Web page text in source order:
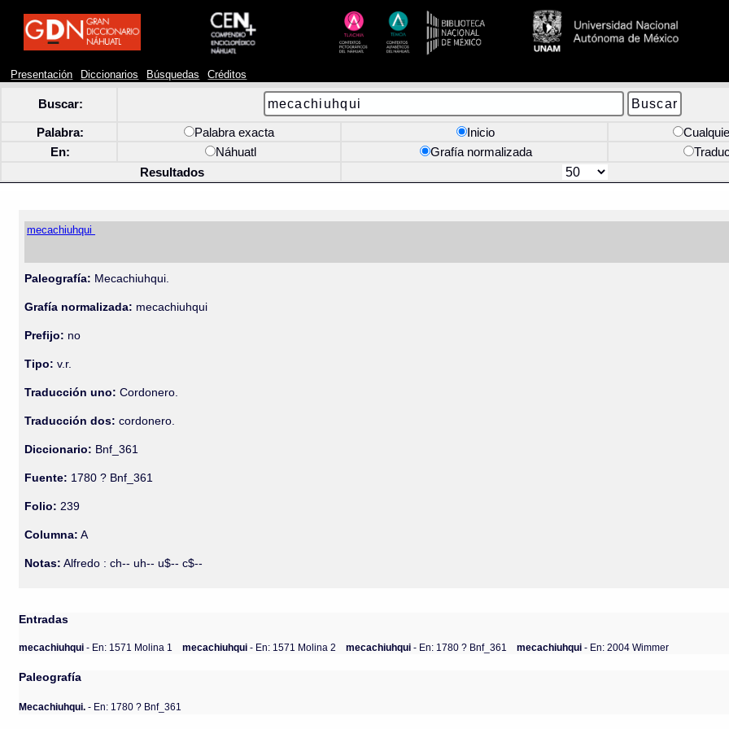
Presentación Diccionarios Búsquedas Créditos
Buscar:
Palabra: Palabra exacta Inicio
En:
Náhuatl Grafía normalizada
Resultados
mecachiuhqui
Paleografía: Mecachiuhqui.
Grafía normalizada: mecachiuhqui
Prefijo: no
Tipo: v.r.
Traducción uno: Cordonero.
Traducción dos: cordonero.
Diccionario: Bnf_361
Fuente: 1780 ? Bnf_361
Folio: 239
Columna: A
Notas: Alfredo : ch-- uh-- u$-- c$--
Entradas
mecachiuhqui- En: 1571 Molina 1 mecachiuhqui- En: 1571 Molina 2 mecachiuhqui- En: 1780 ? Bnf_361 mecachiuhqui- En: 2004 Wimmer
Paleografía
Mecachiuhqui. - En: 1780 ? Bnf_361